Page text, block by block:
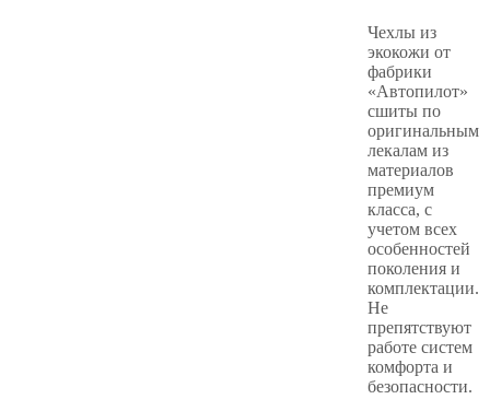
Чехлы из
экокожи от
фабрики
«Автопилот»
сшиты по
оригинальным
лекалам из
материалов
премиум
класса, с
учетом всех
особенностей
поколения и
комплектации.
Не
препятствуют
работе систем
комфорта и
безопасности.